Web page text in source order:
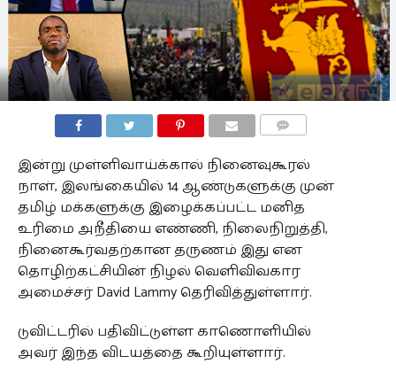
இன்று முள்ளிவாய்க்கால் நினைவுகூரல்
நாள், இலங்கையில் 14 ஆண்டுகளுக்கு முன்
தமிழ் மக்களுக்கு இழைக்கப்பட்ட மனித
உரிமை அநீதியை எண்ணி, நிலைநிறுத்தி,
நினைகூர்வதற்கான தருணம் இது என
தொழிற்கட்சியின் நிழல் வெளிவிவகார
அமைச்சர் David Lammy தெரிவித்துள்ளார்.
டுவிட்டரில் பதிவிட்டுள்ள காணொளியில்
அவர் இந்த விடயத்தை கூறியுள்ளார்.